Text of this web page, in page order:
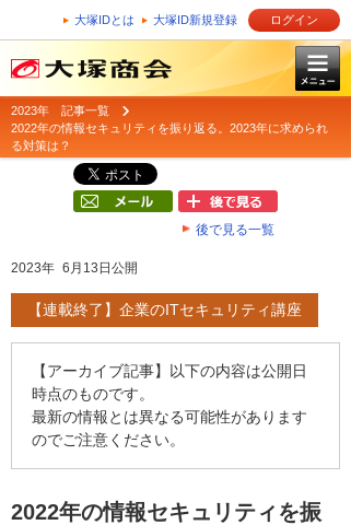
大塚IDとは 大塚ID新規登録 ログイン
2023年 記事一覧
2022年の情報セキュリティを振り返る。2023年に求められ
る対策は？
後で見る一覧
2023年 6月13日公開
【連載終了】企業のITセキュリティ講座
【アーカイブ記事】以下の内容は公開日
時点のものです。
最新の情報とは異なる可能性があります
のでご注意ください。
2022年の情報セキュリティを振